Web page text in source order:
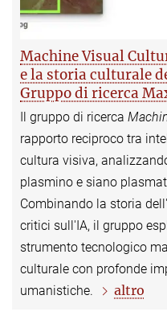
Machine Visual
e la storia culturale
Gruppo di ricerca
Il gruppo di ricerca
rapporto reciproco tra
cultura visiva,
plasmino e siano
Combinando la storia
critici sull'IA, il gruppo
strumento tecnologico
culturale con profonde
umanistiche.
altro